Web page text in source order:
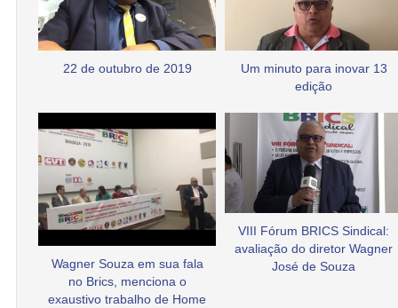
22 de outubro de 2019
Um minuto para inovar 13
edição
Wagner Souza em sua fala
no Brics, menciona o
exaustivo trabalho de Home
VIII Fórum BRICS Sindical:
avaliação do diretor Wagner
José de Souza